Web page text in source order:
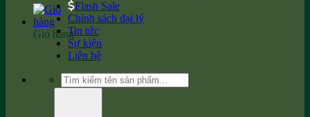
Giỏ hàng
Flash Sale
Chính sách đại lý
Tin tức
Sự kiện
Liên hệ
Tìm
kiếm: